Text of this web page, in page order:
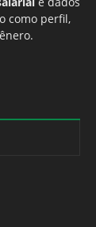
como perfil,